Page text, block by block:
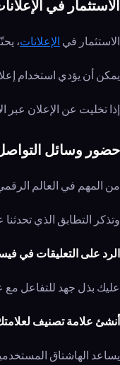
الاستثمار في
الاستثمار في الإعلانات،
يمكن أن يؤدي استخدام
إذا تخليت عن الإعلان عبر
حضور وسائل
من المهم في العالم
وتذكر التطابق الذي
الرد على التعليقات في
عليك بذل جهد للتفاعل مع
أنشئ علامة تصنيف
يساعد الهاشتاق